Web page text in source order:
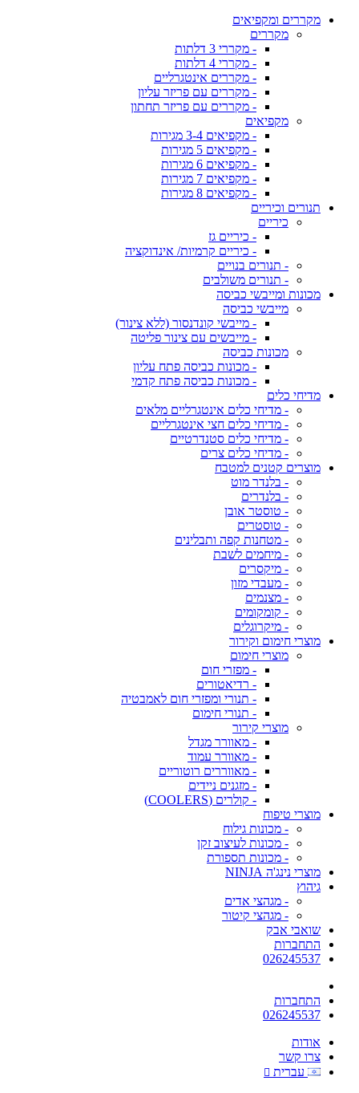
מקררים ומקפיאים
מקררים
- מקררי 3 דלתות
- מקררי 4 דלתות
- מקררים אינטגרליים
- מקררים עם פריזר עליון
- מקררים עם פריזר תחתון
מקפיאים
- מקפיאים 3-4 מגירות
- מקפיאים 5 מגירות
- מקפיאים 6 מגירות
- מקפיאים 7 מגירות
- מקפיאים 8 מגירות
תנורים וכיריים
כיריים
- כיריים גז
- כיריים קרמיות/ אינדוקציה
- תנורים בנויים
- תנורים משולבים
מכונות ומייבשי כביסה
מייבשי כביסה
- מייבשי קונדנסור (ללא צינור)
- מייבשים עם צינור פליטה
מכונות כביסה
- מכונות כביסה פתח עליון
- מכונות כביסה פתח קדמי
מדיחי כלים
- מדיחי כלים אינטגרליים מלאים
- מדיחי כלים חצי אינטגרליים
- מדיחי כלים סטנדרטיים
- מדיחי כלים צרים
מוצרים קטנים למטבח
- בלנדר מוט
- בלנדרים
- טוסטר אובן
- טוסטרים
- מטחנות קפה ותבלינים
- מיחמים לשבת
- מיקסרים
- מעבדי מזון
- מצנמים
- קומקומים
- מיקרוגלים
מוצרי חימום וקירור
מוצרי חימום
- מפזרי חום
- רדיאטורים
- תנורי ומפזרי חום לאמבטיה
- תנורי חימום
מוצרי קירור
- מאוורר מגדל
- מאוורר עמוד
- מאווררים רוטוריים
- מזגנים ניידים
- קולרים (COOLERS)
מוצרי טיפוח
- מכונות גילוח
- מכונות לעיצוב זקן
- מכונות תספורת
מוצרי נינג'ה NINJA
גיהוץ
- מגהצי אדים
- מגהצי קיטור
שואבי אבק
התחברות
026245537
התחברות
026245537
אודות
צרו קשר
עברית